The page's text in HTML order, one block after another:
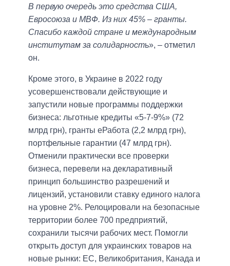
В первую очередь это средства США,
Евросоюза и МВФ. Из них 45% – гранты.
Спасибо каждой стране и международным
институтам за солидарность», – отметил
он.
Кроме этого, в Украине в 2022 году
усовершенствовали действующие и
запустили новые программы поддержки
бизнеса: льготные кредиты «5-7-9%» (72
млрд грн), гранты еРабота (2,2 млрд грн),
портфельные гарантии (47 млрд грн).
Отменили практически все проверки
бизнеса, перевели на декларативный
принцип большинство разрешений и
лицензий, установили ставку единого налога
на уровне 2%. Релоцировали на безопасные
территории более 700 предприятий,
сохранили тысячи рабочих мест. Помогли
открыть доступ для украинских товаров на
новые рынки: ЕС, Великобритания, Канада и